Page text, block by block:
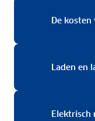
De
Laden en
Elektrisch